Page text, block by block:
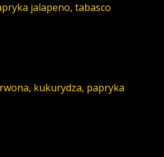
jalapeno, tabasco
kukurydza, papryka